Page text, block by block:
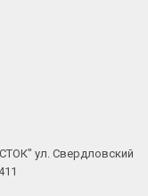
ул. Свердловский